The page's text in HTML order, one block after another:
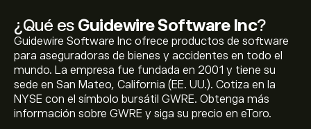
¿Qué es Guidewire Software Inc?
Guidewire Software Inc ofrece productos de software
para aseguradoras de bienes y accidentes en todo el
mundo. La empresa fue fundada en 2001 y tiene su
sede en San Mateo, California (EE. UU.). Cotiza en la
NYSE con el símbolo bursátil GWRE. Obtenga más
información sobre GWRE y siga su precio en eToro.
El precio actual de las acciones de GWRE es de
170.53‎$‎.